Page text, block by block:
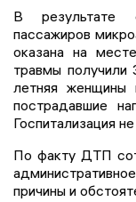
В результате
пассажиров
оказана на
травмы получили
летняя женщины
пострадавшие
Госпитализация
По факту ДТП
причины и